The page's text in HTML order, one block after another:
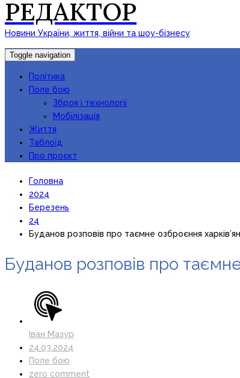
РЕДАКТОР
Новини України, життя, війни та шоу-бізнесу
Toggle navigation
Політика
Поле бою
Зброя і технології
Мобілізація
Життя
Таблоїд
Про проєкт
Головна
2024
Березень
24
Буданов розповів про таємне озброєння
Буданов розповів про
Іван Мазур
24.03.2024
Поле бою
zero comment